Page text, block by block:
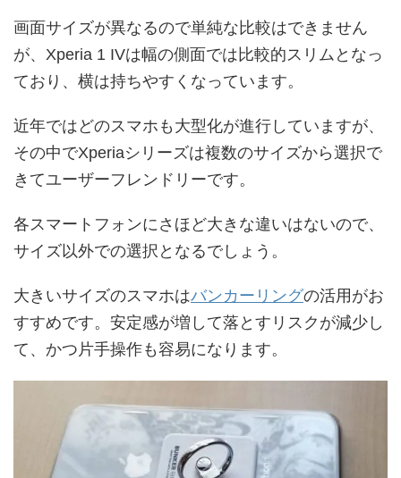
画面サイズが異なるので単純な比較はできません
が、Xperia 1 IVは幅の側面では比較的スリムとなっ
ており、横は持ちやすくなっています。
近年ではどのスマホも大型化が進行していますが、
その中でXperiaシリーズは複数のサイズから選択で
きてユーザーフレンドリーです。
各スマートフォンにさほど大きな違いはないので、
サイズ以外での選択となるでしょう。
大きいサイズのスマホはバンカーリングの活用がお
すすめです。安定感が増して落とすリスクが減少し
て、かつ片手操作も容易になります。